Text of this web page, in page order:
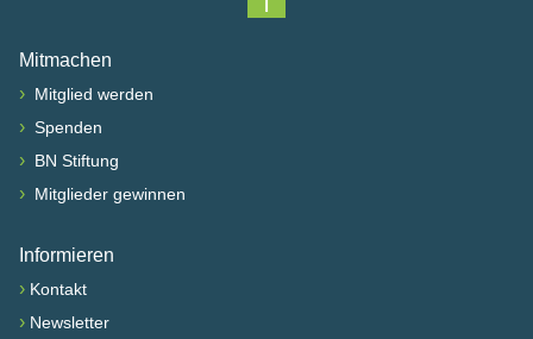
Nach oben scrollen
Mitmachen
› Mitglied werden
› Spenden
› BN Stiftung
› Mitglieder gewinnen
Informieren
› Kontakt
› Newsletter